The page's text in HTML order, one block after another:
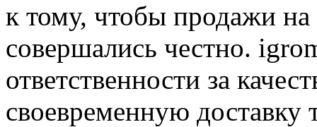
к тому, чтобы продажи
совершались честно.
ответственности за
своевременную доставку